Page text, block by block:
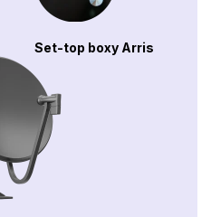
Set-top boxy Arris